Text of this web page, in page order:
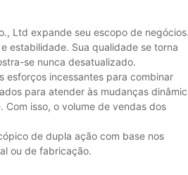
Ltd expande seu escopo de negócios.
estabilidade. Sua qualidade se torna
se nunca desatualizado.
esforços incessantes para combinar
para atender às mudanças
isso, o volume de vendas dos
de dupla ação com base nos
ou de fabricação.